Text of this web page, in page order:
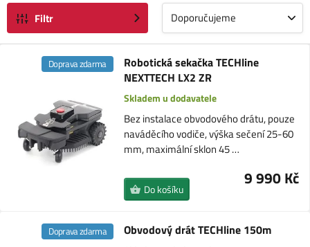
Filtr Doporučujeme
Robotická sekačka TECHline
NEXTTECH LX2 ZR
Doprava zdarma
Skladem u dodavatele
Bez instalace obvodového drátu, pouze
naváděcího vodiče, výška sečení 25-60
mm, maximální sklon 45 …
9 990 Kč
Do košíku
Obvodový drát TECHline 150m
Doprava zdarma